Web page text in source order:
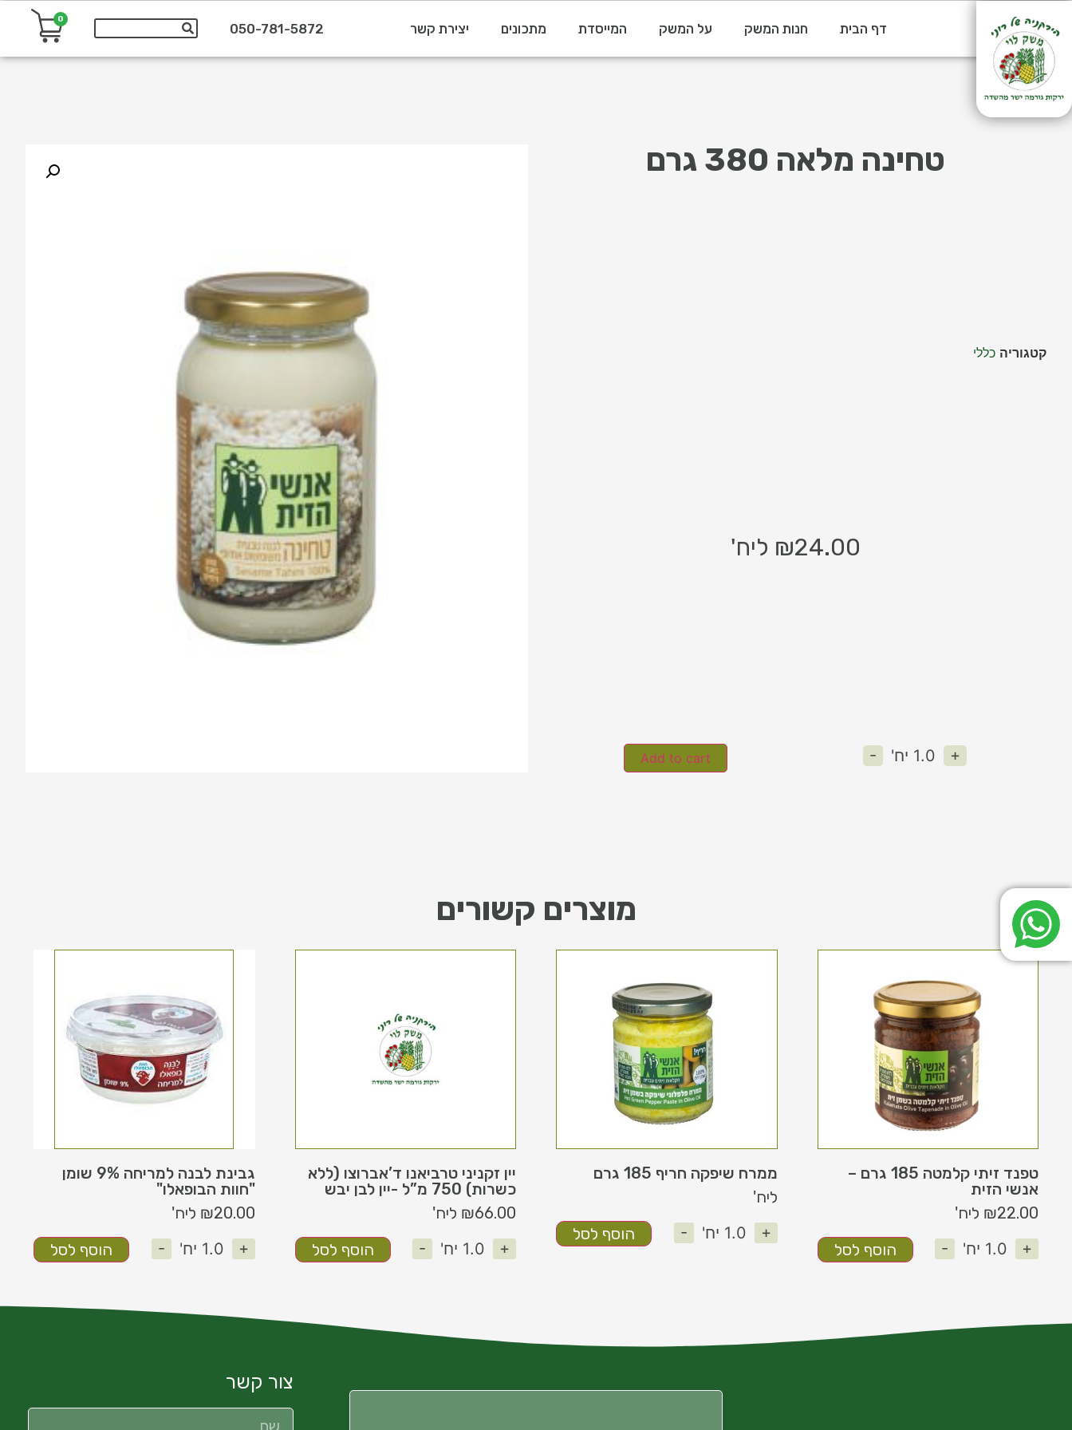
דף הבית חנות המשק על המשק המייסדת מתכונים יצירת קשר 050-781-5872
0
טחינה מלאה 380 גרם
קטגוריה כללי
₪24.00 ליח'
- 1.0 יח' +
Add to cart
מוצרים קשורים
טפנד זיתי קלמטה 185 גרם –
אנשי הזית
₪22.00
ליח'
-
1.0 יח' + הוסף לסל
ממרח שיפקה חריף 185 גרם
ליח'
-
1.0 יח' + הוסף לסל
יין זקניני טרביאנו ד’אברוצו (ללא
כשרות) 750 מ”ל -יין לבן יבש
₪66.00
ליח'
-
1.0 יח' + הוסף לסל
גבינת לבנה למריחה 9% שומן
"חוות הבופאלו"
₪20.00
ליח'
-
1.0 יח' + הוסף לסל
צור קשר